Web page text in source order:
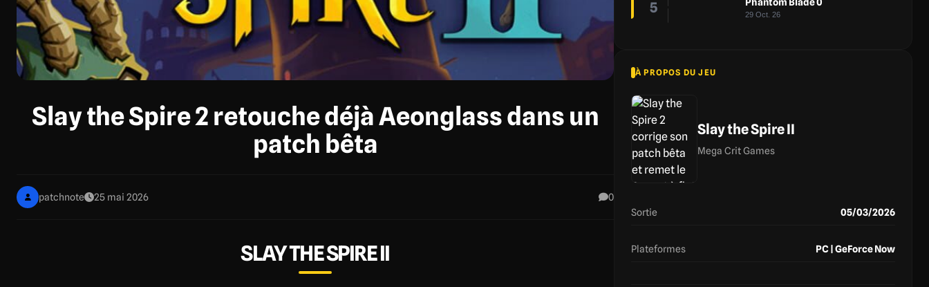
Slay the Spire 2 retouche déjà Aeonglass dans un
patch bêta
patchnote 25 mai 2026 0
SLAY THE SPIRE II
5 29 Oct. 26
À PROPOS DU JEU
Slay the Spire II
Mega Crit Games
Sortie 05/03/2026
Plateformes PC | GeForce Now